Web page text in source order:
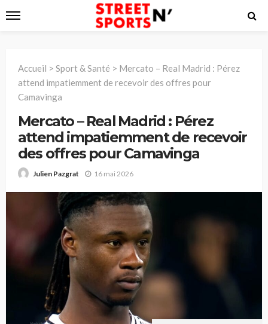
Accueil > Sport & Santé > Mercato – Real Madrid : Pérez
attend impatiemment de recevoir des offres pour
Camavinga
Mercato – Real Madrid : Pérez
attend impatiemment de recevoir
des offres pour Camavinga
Julien Pazgrat 16 mai 2026